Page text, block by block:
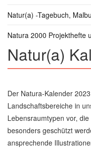
Natur(a) -Tagebuch,
Natura 2000 Projekthefte
Natur(a)
Der Natura-Kalender
Landschaftsbereiche in
Lebensraumtypen vor,
besonders geschützt
ansprechende